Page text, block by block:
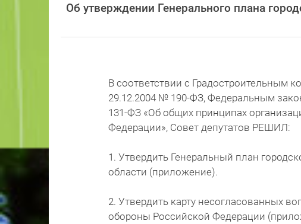
Об утверждении Генерального плана
В соответствии с Градостроительным
29.12.2004 № 190-ФЗ, Федеральным
131-ФЗ «Об общих принципах
Федерации», Совет депутатов РЕШИЛ:
1. Утвердить Генеральный план
области (приложение).
2. Утвердить карту несогласованных
обороны Российской Федерации